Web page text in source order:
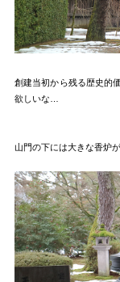
創建当初から残る歴史的
欲しいな…
山門の下には大きな香炉